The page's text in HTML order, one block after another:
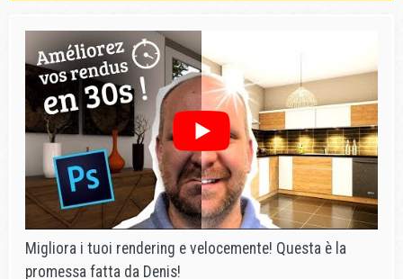
Migliora i tuoi rendering e velocemente! Questa è la
promessa fatta da Denis!